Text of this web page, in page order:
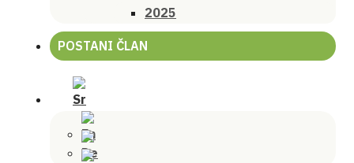
2025
POSTANI ČLAN